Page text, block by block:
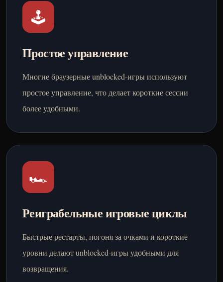
🕹️
Простое управление
Многие браузерные unblocked-игры используют
простое управление, что делает короткие сессии
более удобными.
🏎️
Реиграбельные игровые циклы
Быстрые рестарты, погоня за очками и короткие
уровни делают unblocked-игры удобными для
возвращения.